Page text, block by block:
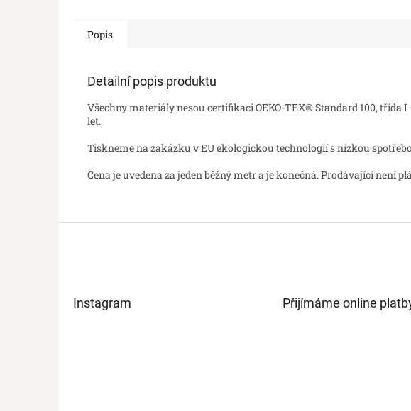
Popis
Detailní popis produktu
Všechny materiály nesou certifikaci OEKO-TEX® Standard 100, třída
let.
Tiskneme na zakázku v EU ekologickou technologií s nízkou
Cena je uvedena za jeden běžný metr a je konečná. Prodávající není
Instagram Přijímáme online